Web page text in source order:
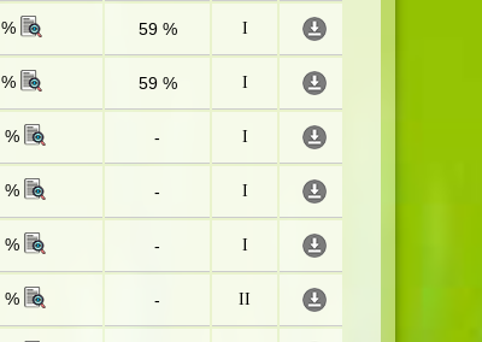
% 59 % I
% 59 % I
% - I
% - I
% - I
% - II